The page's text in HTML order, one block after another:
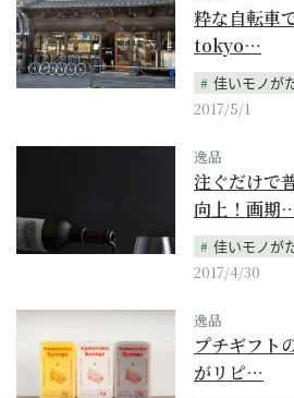
粋な自転車
tokyo…
佳いモノが
2017/5/1
逸品
注ぐだけで
向上！画期
佳いモノが
2017/4/30
逸品
プチギフト
がリピ…